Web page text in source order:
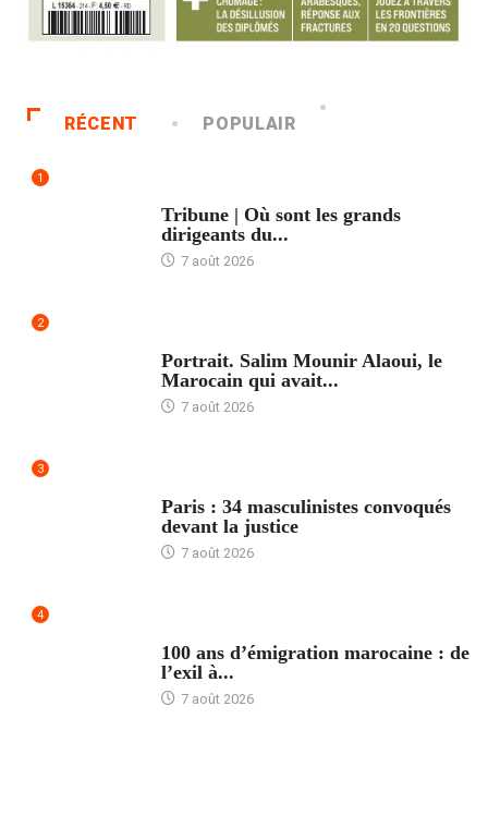
RÉCENT POPULAIR
1
Tribune | Où sont les grands
dirigeants du...
7 août 2026
2
Portrait. Salim Mounir Alaoui, le
Marocain qui avait...
7 août 2026
3
Paris : 34 masculinistes convoqués
devant la justice
7 août 2026
4
100 ans d’émigration marocaine : de
l’exil à...
7 août 2026